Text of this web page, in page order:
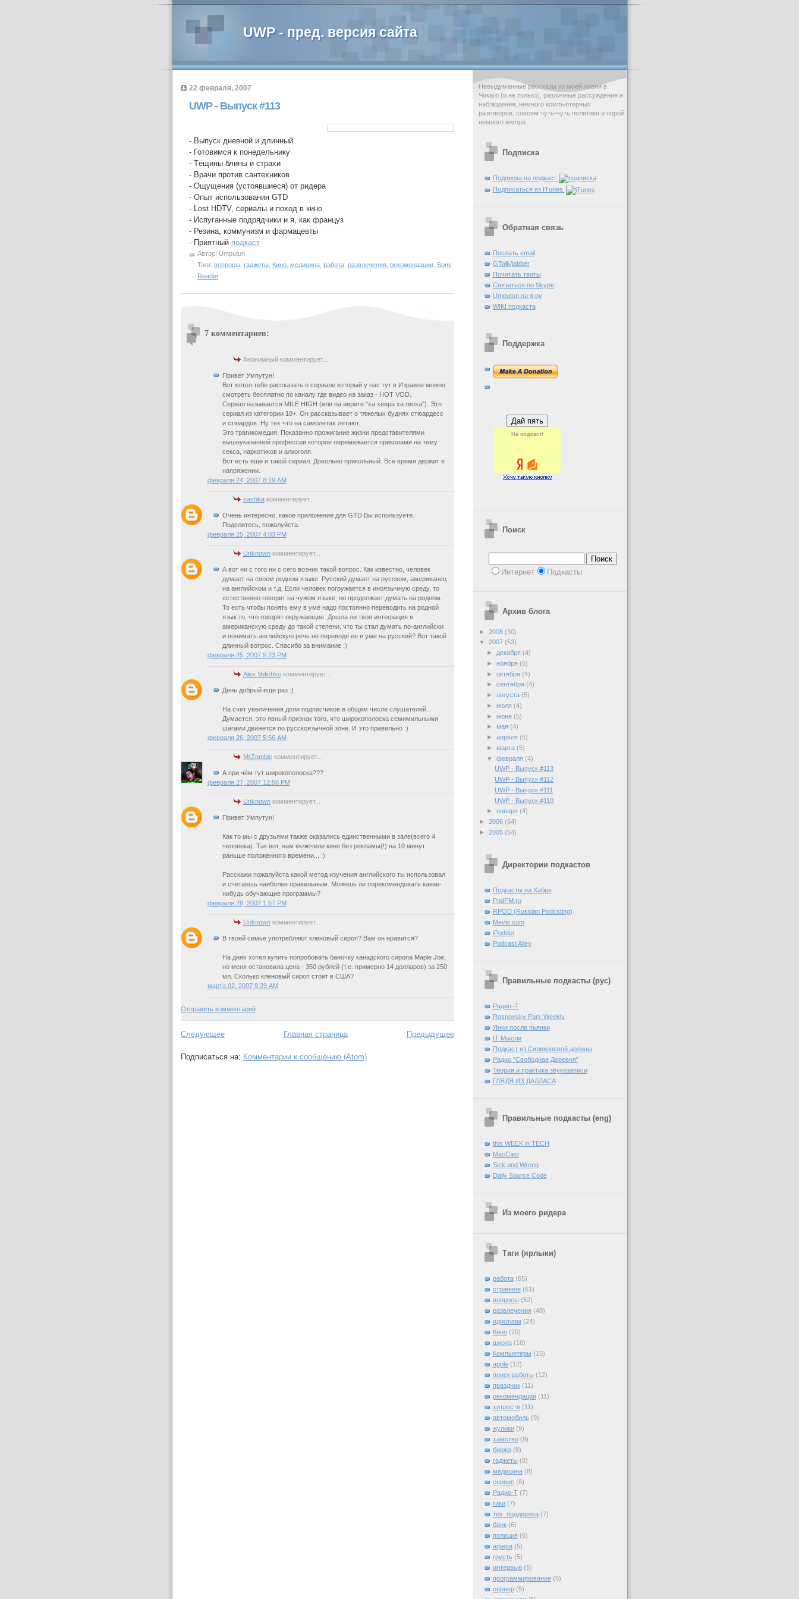
UWP - пред. версия сайта
22 февраля, 2007
UWP - Выпуск #113
- Выпуск дневной и длинный
- Готовимся к понедельнику
- Тёщины блины и страхи
- Врачи против сантехников
- Ощущения (устоявшиеся) от ридера
- Опыт использования GTD
- Lost HDTV, сериалы и поход в кино
- Испуганные подрядчики и я, как француз
- Резина, коммунизм и фармацевты
- Приятный подкаст
Автор: Umputun
Таги: вопросы гаджеты Кино, медицина, работа, развлечения, рекомендации, Sony
Reader
7 комментариев:
Анонимный комментирует...
Привет Умпутун!
Вот хотел тебе рассказать о сериале который у нас тут в Израиле можно
смотреть бесплатно по каналу где видео на заказ - HOT VOD.
Сериал называется MILE HIGH (или на иврите "ха хевра ха гвоха"). Это
сериал из категории 18+. Он рассказывает о тяжелых буднях стюардесс
и стюардов. Ну тех что на самолетах летают.
Это трагикомедия. Показанно прожигание жизни представителями
вышеуказанной профессии которое перемежается приколами на тему
секса, наркотиков и алкоголя.
Вот есть еще и такой сериал. Довольно прикольный. Все время держит в
напряжении.
февраля 24, 2007 8:19 AM
sashkaкомментирует...
Очень интересно, какое приложение для GTD Вы используете.
Поделитесь, пожалуйста.
февраля 25, 2007 4:03 PM
Unknownкомментирует...
А вот ни с того ни с сего возник такой вопрос. Как известно, человек
думает на своем родном языке. Русский думает на русском, американец
на английском и т.д. Если человек погружается в иноязычную среду, то
естественно говорит на чужом языке, но продолжает думать на родном.
То есть чтобы понять ему в уме надо постоянно переводить на родной
язык то, что говорят окружающие. Дошла ли твоя интеграция в
американскую среду до такой степени, что ты стал думать по-английски
и понимать английскую речь не переводя ее в уме на русский? Вот такой
длинный вопрос. Спасибо за внимание :)
февраля 25, 2007 5:23 PM
Alex Velichkoкомментирует...
День добрый еще раз :)
На счет увеличения доли подписчиков в общем числе слушателей...
Думается, это явный признак того, что широкополоска семимильными
шагами движется по русскоязычной зоне. И это правильно :)
февраля 26, 2007 5:56 AM
MrZombieкомментирует...
А при чём тут широкополоска???
февраля 27, 2007 12:56 PM
Unknownкомментирует...
Привет Умпутун!
Как то мы с друзьями также оказались единственными в зале(всего 4
человека). Так вот, нам включили кино без рекламы(!) на 10 минут
раньше положенного времени... :)
Расскажи пожалуйста какой метод изучения английского ты использовал
и считаешь наиболее правильным. Можешь ли порекомендовать какие-
нибудь обучающие программы?
февраля 28, 2007 1:57 PM
Unknownкомментирует...
В твоей семье употребляют кленовый сироп? Вам он нравится?
На днях хотел купить попробовать баночку канадского сиропа Maple Joe,
но меня остановила цена - 350 рублей (т.е. примерно 14 долларов) за 250
мл. Сколько кленовый сироп стоит в США?
марта 02, 2007 9:29 AM
Отправить комментарий
Следующее Предыдущее
Главная страница
Подписаться на: Комментарии к сообщению (Atom)
Невыдуманные рассказы из моей жизни в
Чикаго (и не только), различные рассуждения и
наблюдения, немного компьютерных
разговоров, совсем чуть-чуть политики и порой
немного юмора.
Подписка
Подписка на подкаст
Подписаться из ITunes
Обратная связь
Послать email
GTalk/jabber
Почитать твиты
Связаться по Skype
Umputun на я.ру
WIKI подкаста
Поддержка
На подкаст!
Поиск
Интернет Подкасты
Архив блога
► 2008 (30)
▼ 2007 (53)
►
декабря (4)
► ноября (5)
► октября (4)
► сентября (4)
► августа (5)
► июля (4)
► июня (5)
► мая (4)
► апреля (5)
► марта (5)
▼ февраля (4)
UWP - Выпуск #113
UWP - Выпуск #112
UWP - Выпуск #111
UWP - Выпуск #110
► января (4)
► 2006 (64)
► 2005 (54)
Директории подкастов
Подкасты на Хабре
PodFM.ru
RPOD (Russian Podcsting)
Mevio.com
iPodder
Podcast Alley
Правильные подкасты (рус)
Радио–Т
Rosnovsky Park Weekly
Янки после пьянки
IT Mысли
Подкаст из Силиконовой долины
Радио "Свободная Деревня"
Теория и практика звукозаписи
ГЛЯДЯ ИЗ ДАЛЛАСА
Правильные подкасты (eng)
this WEEK in TECH
MacCast
Sick and Wrong
Daily Source Code
Из моего ридера
Таги (ярлыки)
работа (65)
странное (61)
вопросы (52)
развлечения (48)
идиотизм (24)
Кино (20)
школа (16)
Компьютеры (15)
apple (12)
поиск работы (12)
праздник (11)
рекомендации (11)
хитрости (11)
автомобиль (9)
жулики (9)
хамство (9)
биржа (8)
гаджеты (8)
медицина (8)
сервис (8)
Радио-Т (7)
гики (7)
тех. поддержка (7)
банк (6)
полиция (6)
афера (5)
грусть (5)
интервью (5)
программирование (5)
сервер (5)